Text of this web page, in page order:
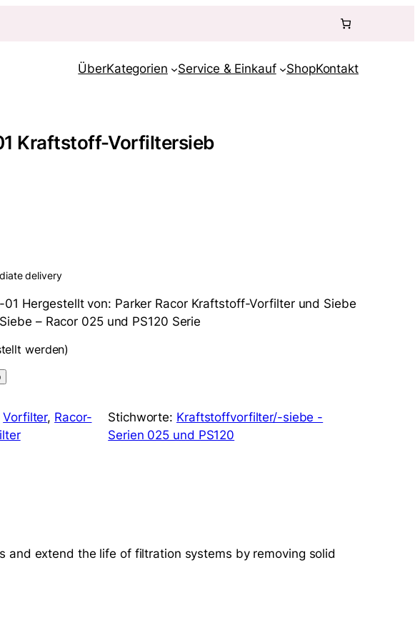
ÜberKategorien Service & Einkauf ShopKontakt
Kraftstoff-Vorfiltersieb
delivery
01 Hergestellt von: Parker Racor Kraftstoff-Vorfilter und Siebe
– Racor 025 und PS120 Serie
werden)
Vorfilter, Racor-
Stichworte: Kraftstoffvorfilter/-siebe -
Serien 025 und PS120
and extend the life of filtration systems by removing solid